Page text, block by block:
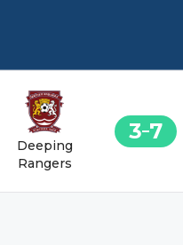
Deeping
Rangers
3 7